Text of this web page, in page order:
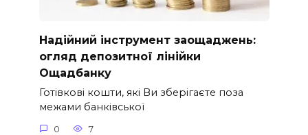
Надійний інструмент заощаджень:
огляд депозитної лінійки
Ощадбанку
Готівкові кошти, які Ви зберігаєте поза
межами банківської
0 7